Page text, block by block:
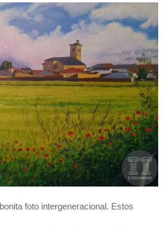
foto intergeneracional. Estos